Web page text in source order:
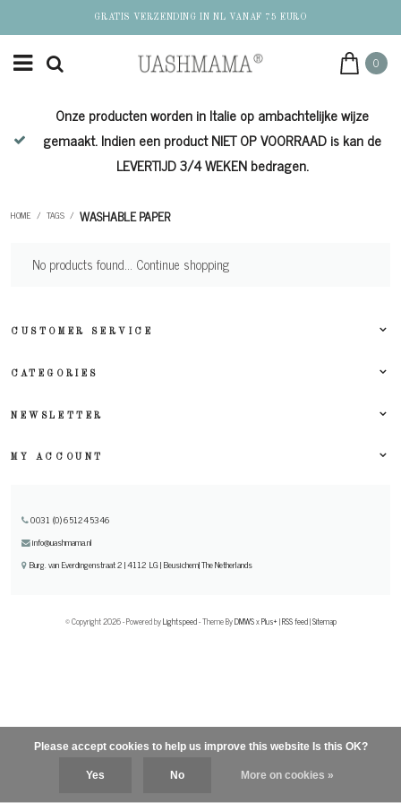
GRATIS VERZENDING IN NL VANAF 75 EURO
0
Onze producten worden in Italie op ambachtelijke wijze
gemaakt. Indien een product NIET OP VOORRAAD is kan de
LEVERTIJD 3/4 WEKEN bedragen.
HOME / TAGS / WASHABLE PAPER
No products found... Continue shopping
CUSTOMER SERVICE
CATEGORIES
NEWSLETTER
MY ACCOUNT
0031 (0) 651245346
info@uashmama.nl
Burg. van Everdingenstraat 2 | 4112 LG | Beusichem| The Netherlands
© Copyright 2026 - Powered byLightspeed- Theme ByDMWSxPlus+|RSS feed|Sitemap
Please accept cookies to help us improve this website Is this OK?
Yes No More on cookies »